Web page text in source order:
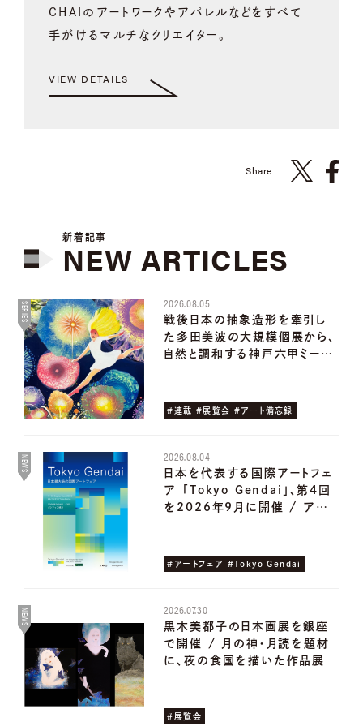
CHAIのアートワークやアパレルなどをすべて
手がけるマルチなクリエイター。
VIEW DETAILS
Share
新着記事
NEW ARTICLES
SERIES 2026.08.05
戦後日本の抽象造形を牽引し
た多田美波の大規模個展から、
自然と調和する神戸六甲ミー…
#連載 #展覧会 #アート備忘録
NEWS 2026.08.04
日本を代表する国際アートフェ
ア ｢Tokyo Gendai｣、第4回
を2026年9月に開催 / ア…
#アートフェア #Tokyo Gendai
NEWS 2026.07.30
黒木美都子の日本画展を銀座
で開催 / 月の神・月読を題材
に、夜の食国を描いた作品展
#展覧会